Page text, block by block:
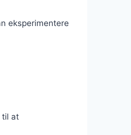
eksperimentere
til at